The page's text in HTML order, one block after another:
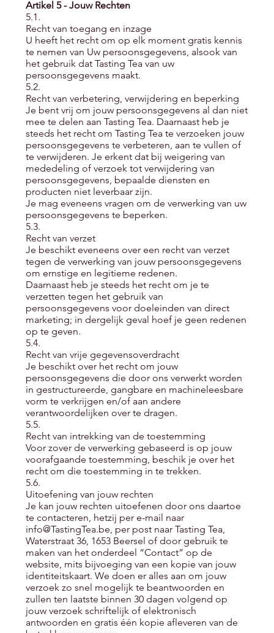
Artikel 5 - Jouw Rechten
5.1.
Recht van toegang en inzage
U heeft het recht om op elk moment gratis kennis
te nemen van Uw persoonsgegevens, alsook van
het gebruik dat Tasting Tea van uw
persoonsgegevens maakt.
5.2.
Recht van verbetering, verwijdering en beperking
Je bent vrij om jouw persoonsgegevens al dan niet
mee te delen aan Tasting Tea. Daarnaast heb je
steeds het recht om Tasting Tea te verzoeken jouw
persoonsgegevens te verbeteren, aan te vullen of
te verwijderen. Je erkent dat bij weigering van
mededeling of verzoek tot verwijdering van
persoonsgegevens, bepaalde diensten en
producten niet leverbaar zijn.
Je mag eveneens vragen om de verwerking van uw
persoonsgegevens te beperken.
5.3.
Recht van verzet
Je beschikt eveneens over een recht van verzet
tegen de verwerking van jouw persoonsgegevens
om ernstige en legitieme redenen.
Daarnaast heb je steeds het recht om je te
verzetten tegen het gebruik van
persoonsgegevens voor doeleinden van direct
marketing; in dergelijk geval hoef je geen redenen
op te geven.
5.4.
Recht van vrije gegevensoverdracht
Je beschikt over het recht om jouw
persoonsgegevens die door ons verwerkt worden
in gestructureerde, gangbare en machineleesbare
vorm te verkrijgen en/of aan andere
verantwoordelijken over te dragen.
5.5.
Recht van intrekking van de toestemming
Voor zover de verwerking gebaseerd is op jouw
voorafgaande toestemming, beschik je over het
recht om die toestemming in te trekken.
5.6.
Uitoefening van jouw rechten
Je kan jouw rechten uitoefenen door ons daartoe
te contacteren, hetzij per e-mail naar
info@TastingTea.be, per post naar Tasting Tea,
Waterstraat 36, 1653 Beersel of door gebruik te
maken van het onderdeel “Contact” op de
website, mits bijvoeging van een kopie van jouw
identiteitskaart. We doen er alles aan om jouw
verzoek zo snel mogelijk te beantwoorden en
zullen ten laatste binnen 30 dagen volgend op
jouw verzoek schriftelijk of elektronisch
antwoorden en gratis één kopie afleveren van de